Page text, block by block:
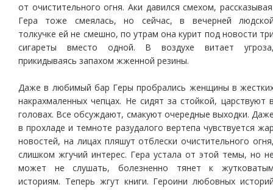
от очистительного огня. Аки давился смехом,
Гера тоже смеялась, но сейчас, в вечерней
толкучке ей не смешно, по утрам она курит под новости
сигареты вместо одной. В воздухе витает
прикидываясь запахом жженной резины.
Даже в любимый бар Геры пробрались женщины в
накрахмаленных чепцах. Не сидят за стойкой, царствуют
головах. Все обсуждают, смакуют очередные выходки.
в прохладе и темноте разудалого вертепа чувствуется
новостей, на лицах пляшут отблески очистительного
слишком жгучий интерес. Гера устала от этой темы, но
может не слушать, болезненно тянет к
историям. Теперь жгут книги. Героини любовных